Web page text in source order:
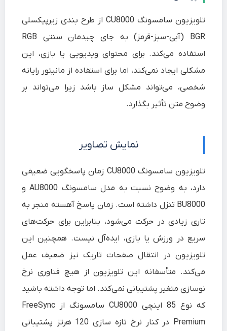
تلویزیون سامسونگ CU8000 از طرح بندی زیرپیکسلی
BGR (آبی-سبز-قرمز) به جای چیدمان سنتی RGB
استفاده می‌کند. برای محتوای ویدیویی یا بازی، این
مشکلی ایجاد نمی‌کند، اما برای استفاده از مانیتور رایانه
شخصی، می‌تواند مشکل ساز باشد زیرا می‌تواند بر
وضوح متن تأثیر بگذارد.
نمایش تصاویر
تلویزیون سامسونگ CU8000 زمان پاسخگویی ضعیفی
دارد، به وضوح نسبت به مدل سامسونگ AU8000 و
BU8000 تنزل داشته است. زمان پاسخ آهسته منجر به
تاری زیادی در حرکت می‌شود، بنابراین برای حرکت‌های
سریع در ورزش یا بازی، ایده‌آل نیست. همچنین این
تلویزیون در انتقال صفحات تاریک نیز ضعیف عمل
می‌کند. متأسفانه این تلویزیون از هیچ فناوری نرخ
نوسازی متغیر پشتیبانی نمی‌کند. اما توجه داشته باشید
که نوع 85 اینچی CU8000 سامسونگ از FreeSync
Premium در کنار نرخ تازه سازی 120 هرتز پشتیبانی